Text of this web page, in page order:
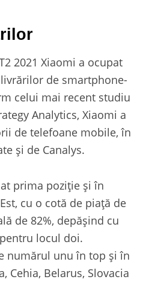
2021 Xiaomi a ocupat
de smartphone-
celui mai recent studiu
Analytics, Xiaomi a
de telefoane mobile, în
și de Canalys.
prima poziție și în
cu o cotă de piață de
de 82%, depășind cu
locul doi.
numărul unu în top și în
Cehia, Belarus, Slovacia